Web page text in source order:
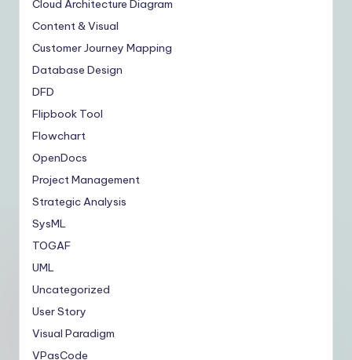
Cloud Architecture Diagram
Content & Visual
Customer Journey Mapping
Database Design
DFD
Flipbook Tool
Flowchart
OpenDocs
Project Management
Strategic Analysis
SysML
TOGAF
UML
Uncategorized
User Story
Visual Paradigm
VPasCode